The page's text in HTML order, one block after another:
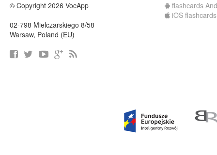
© Copyright 2026 VocApp
02-798 Mielczarskiego 8/58
Warsaw, Poland (EU)
flashcards
iOS flashcards